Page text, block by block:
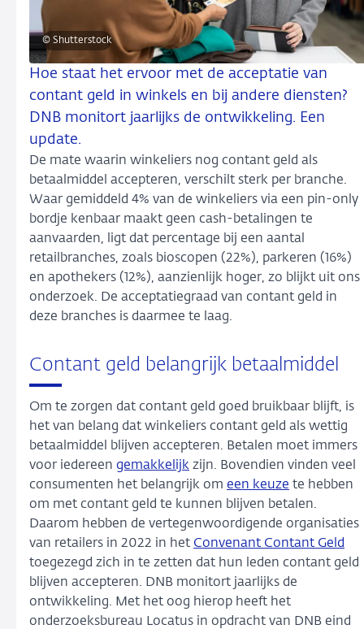
© Shutterstock
Hoe staat het ervoor met de acceptatie van
contant geld in winkels en bij andere diensten?
DNB monitort jaarlijks de ontwikkeling. Een
update.
De mate waarin winkeliers nog contant geld als
betaalmiddel accepteren, verschilt sterk per branche.
Waar gemiddeld 4% van de winkeliers via een pin-only
bordje kenbaar maakt geen cash-betalingen te
aanvaarden, ligt dat percentage bij een aantal
retailbranches, zoals bioscopen (22%), parkeren (16%)
en apothekers (12%), aanzienlijk hoger, zo blijkt uit ons
onderzoek. De acceptatiegraad van contant geld in
deze branches is daarmee te laag.
Contant geld belangrijk betaalmiddel
Om te zorgen dat contant geld goed bruikbaar blijft, is
het van belang dat winkeliers contant geld als wettig
betaalmiddel blijven accepteren. Betalen moet immers
voor iedereen gemakkelijk zijn. Bovendien vinden veel
consumenten het belangrijk om een keuze te hebben
om met contant geld te kunnen blijven betalen.
Daarom hebben de vertegenwoordigende organisaties
van retailers in 2022 in het Convenant Contant Geld
toegezegd zich in te zetten dat hun leden contant geld
blijven accepteren. DNB monitort jaarlijks de
ontwikkeling. Met het oog hierop heeft het
onderzoeksbureau Locatus in opdracht van DNB eind